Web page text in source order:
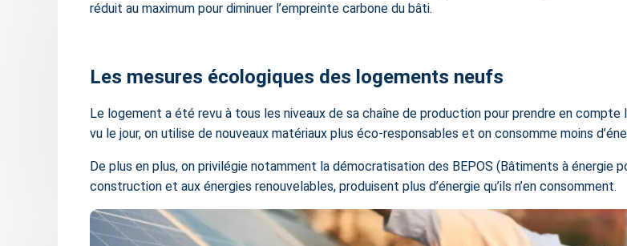
réduit au maximum pour diminuer l’empreinte carbone du bâti.
Les mesures écologiques des logements neufs
Le logement a été revu à tous les niveaux de sa chaîne de production pour prendre en
vu le jour, on utilise de nouveaux matériaux plus éco-responsables et on consomme moins
De plus en plus, on privilégie notamment la démocratisation des BEPOS (Bâtiments à énergie
construction et aux énergies renouvelables, produisent plus d’énergie qu’ils n’en consomment.